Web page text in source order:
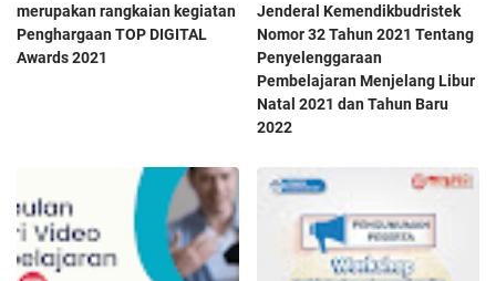
merupakan rangkaian kegiatan
Penghargaan TOP DIGITAL
Awards 2021
Jenderal Kemendikbudristek
Nomor 32 Tahun 2021 Tentang
Penyelenggaraan
Pembelajaran Menjelang Libur
Natal 2021 dan Tahun Baru
2022